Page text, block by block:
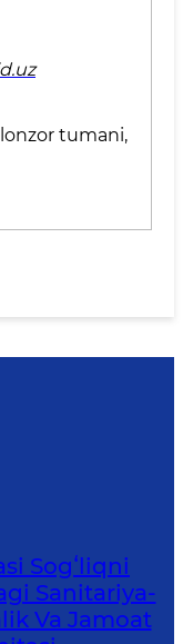
tumani,
Sogʻliqni
Sanitariya-
Va Jamoat